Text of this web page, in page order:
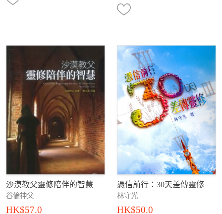
沙漠教父靈修陪伴的智慧
谷倫神父
HK$57.0
憑信前行：30天差傳靈修
林守光
HK$50.0